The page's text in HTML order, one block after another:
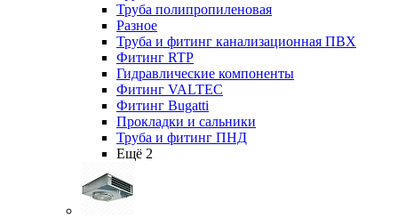
Труба полипропиленовая
Разное
Труба и фитинг канализационная ПВХ
Фитинг RTP
Гидравлические компоненты
Фитинг VALTEC
Фитинг Bugatti
Прокладки и сальники
Труба и фитинг ПНД
Ещё 2